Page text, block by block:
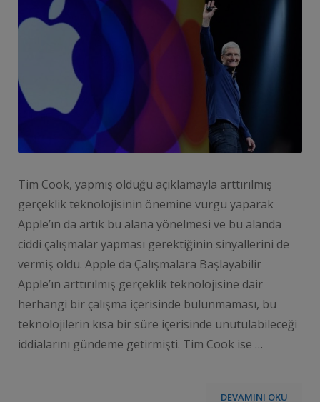
Tim Cook, yapmış olduğu açıklamayla arttırılmış
gerçeklik teknolojisinin önemine vurgu yaparak
Apple’ın da artık bu alana yönelmesi ve bu alanda
ciddi çalışmalar yapması gerektiğinin sinyallerini de
vermiş oldu. Apple da Çalışmalara Başlayabilir
Apple’ın arttırılmış gerçeklik teknolojisine dair
herhangi bir çalışma içerisinde bulunmaması, bu
teknolojilerin kısa bir süre içerisinde unutulabileceği
iddialarını gündeme getirmişti. Tim Cook ise …
DEVAMINI OKU